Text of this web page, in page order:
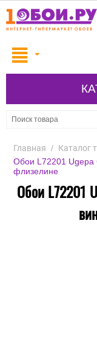
Главная / Каталог
Обои L72201 Ugepa
флизелине
Обои L72201